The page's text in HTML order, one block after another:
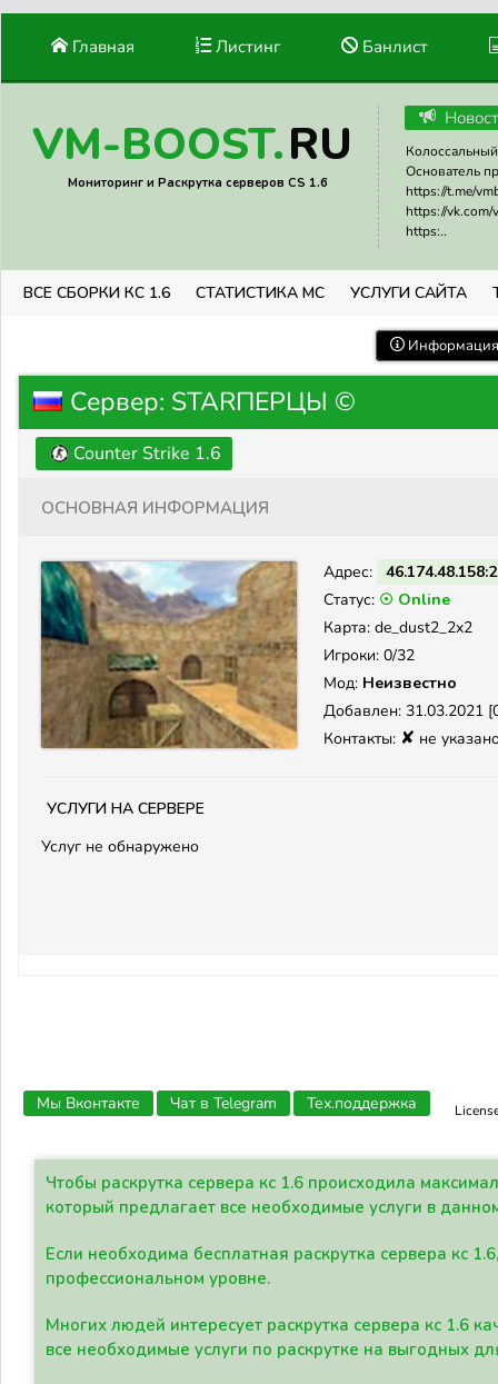
Главная Листинг Банлист
VM-BOOST.RU
Мониторинг и Раскрутка серверов CS 1.6
Основатель
https://t.me/
https://vk.com/
https:..
ВСЕ СБОРКИ КС 1.6 СТАТИСТИКА МС УСЛУГИ САЙТА
Сервер: STARПЕРЦЫ ©
Counter Strike 1.6
Основная информация
Адрес:
Статус: ☉ Online
Карта: de_dust2_2x2
Игроки: 0/32
Мод: Неизвестно
Добавлен: 31.03.2021
Контакты: ✘ не
Услуги на сервере
Услуг не обнаружено
Мы Вконтакте Чат в Telegram Тех.поддержка
Чтобы раскрутка сервера кс 1.6 происходила
который предлагает все необходимые услуги в
Если необходима бесплатная раскрутка сервера кс
профессиональном уровне.
Многих людей интересует раскрутка сервера кс 1.6
все необходимые услуги по раскрутке на выгодных